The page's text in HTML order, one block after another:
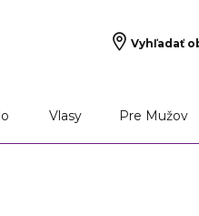
Vyhľadať
Vlasy Pre Mužov